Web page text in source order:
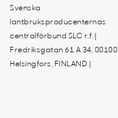
Svenska
lantbruksproducenternas
centralförbund SLC r.f. |
Fredriksgatan 61 A 34, 00100
Helsingfors, FINLAND |